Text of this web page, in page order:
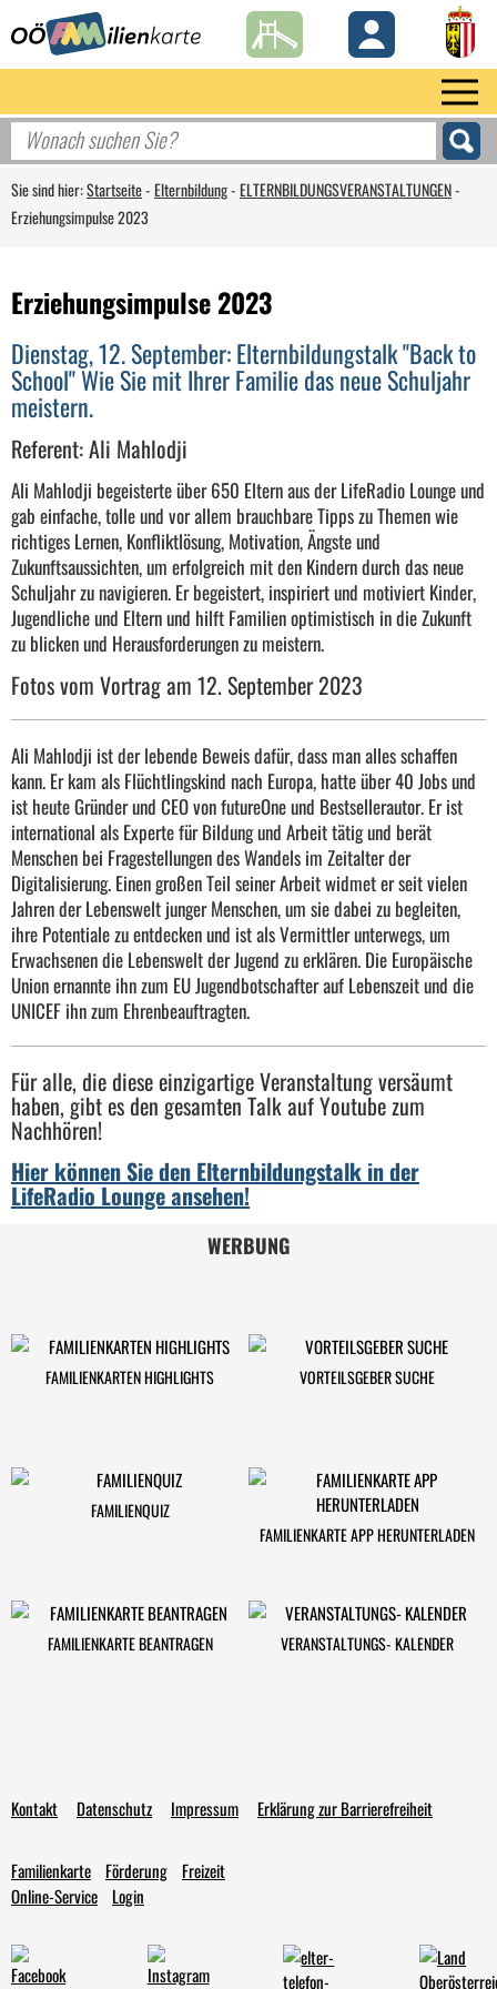
Sie sind hier:Startseite-Elternbildung-ELTERNBILDUNGSVERANSTALTUNGEN-
Erziehungsimpulse 2023
Erziehungsimpulse 2023
Dienstag, 12. September: Elternbildungstalk "Back to
School" Wie Sie mit Ihrer Familie das neue Schuljahr
meistern.
Referent: Ali Mahlodji
Ali Mahlodji begeisterte über 650 Eltern aus der LifeRadio Lounge und
gab einfache, tolle und vor allem brauchbare Tipps zu Themen wie
richtiges Lernen, Konfliktlösung, Motivation, Ängste und
Zukunftsaussichten, um erfolgreich mit den Kindern durch das neue
Schuljahr zu navigieren. Er begeistert, inspiriert und motiviert Kinder,
Jugendliche und Eltern und hilft Familien optimistisch in die Zukunft
zu blicken und Herausforderungen zu meistern.
Fotos vom Vortrag am 12. September 2023
Ali Mahlodji ist der lebende Beweis dafür, dass man alles schaffen
kann. Er kam als Flüchtlingskind nach Europa, hatte über 40 Jobs und
ist heute Gründer und CEO von futureOne und Bestsellerautor. Er ist
international als Experte für Bildung und Arbeit tätig und berät
Menschen bei Fragestellungen des Wandels im Zeitalter der
Digitalisierung. Einen großen Teil seiner Arbeit widmet er seit vielen
Jahren der Lebenswelt junger Menschen, um sie dabei zu begleiten,
ihre Potentiale zu entdecken und ist als Vermittler unterwegs, um
Erwachsenen die Lebenswelt der Jugend zu erklären. Die Europäische
Union ernannte ihn zum EU Jugendbotschafter auf Lebenszeit und die
UNICEF ihn zum Ehrenbeauftragten.
Für alle, die diese einzigartige Veranstaltung versäumt
haben, gibt es den gesamten Talk auf Youtube zum
Nachhören!
Hier können Sie den Elternbildungstalk in der
LifeRadio Lounge ansehen!
WERBUNG
Kontakt Datenschutz Impressum Erklärung zur Barrierefreiheit
Familienkarte Förderung
Freizeit
Online-Service
Login
FAMILIENKARTEN HIGHLIGHTS VORTEILSGEBER SUCHE
FAMILIENQUIZ
FAMILIENKARTE APP HERUNTERLADEN
FAMILIENKARTE BEANTRAGEN VERANSTALTUNGS- KALENDER